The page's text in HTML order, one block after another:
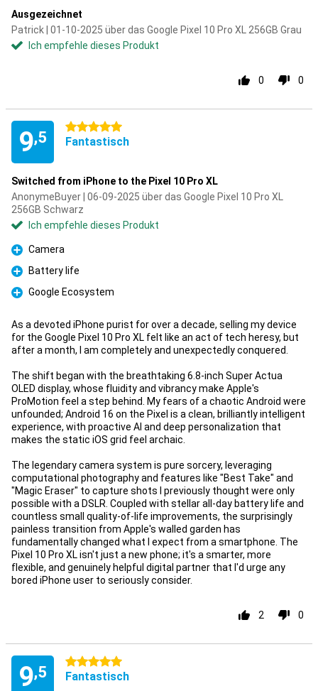
Ausgezeichnet
Patrick | 01-10-2025 über das Google Pixel 10 Pro XL 256GB Grau
Ich empfehle dieses Produkt
0 0
9,5
5 Sterne
Fantastisch
Switched from iPhone to the Pixel 10 Pro XL
AnonymeBuyer | 06-09-2025 über das Google Pixel 10 Pro XL
256GB Schwarz
Ich empfehle dieses Produkt
Pro
Camera
Pro
Battery life
Pro
Google Ecosystem
As a devoted iPhone purist for over a decade, selling my device
for the Google Pixel 10 Pro XL felt like an act of tech heresy, but
after a month, I am completely and unexpectedly conquered.
The shift began with the breathtaking 6.8-inch Super Actua
OLED display, whose fluidity and vibrancy make Apple's
ProMotion feel a step behind. My fears of a chaotic Android were
unfounded; Android 16 on the Pixel is a clean, brilliantly intelligent
experience, with proactive AI and deep personalization that
makes the static iOS grid feel archaic.
The legendary camera system is pure sorcery, leveraging
computational photography and features like "Best Take" and
"Magic Eraser" to capture shots I previously thought were only
possible with a DSLR. Coupled with stellar all-day battery life and
countless small quality-of-life improvements, the surprisingly
painless transition from Apple's walled garden has
fundamentally changed what I expect from a smartphone. The
Pixel 10 Pro XL isn't just a new phone; it's a smarter, more
flexible, and genuinely helpful digital partner that I'd urge any
bored iPhone user to seriously consider.
2 0
9,5
5 Sterne
Fantastisch